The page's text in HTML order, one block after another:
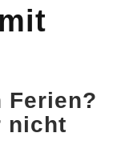
Ferien?
nicht